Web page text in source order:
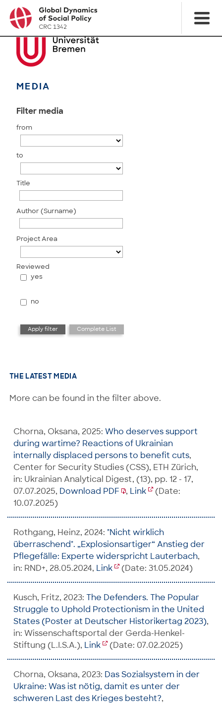
MEDIA
Filter media
from
to
Title
Author (Surname)
Project Area
Reviewed
yes
no
THE LATEST MEDIA
More can be found in the filter above.
Chorna, Oksana, 2025: Who deserves support
during wartime? Reactions of Ukrainian
internally displaced persons to benefit cuts,
Center for Security Studies (CSS), ETH Zürich,
in: Ukrainian Analytical Digest, (13), pp. 12 - 17,
07.07.2025, Download PDF , Link
(Date:
10.07.2025)
Rothgang, Heinz, 2024: "Nicht wirklich
überraschend". „Explosionsartiger“ Anstieg der
Pflegefälle: Experte widerspricht Lauterbach,
in: RND+, 28.05.2024, Link (Date: 31.05.2024)
Kusch, Fritz, 2023: The Defenders. The Popular
Struggle to Uphold Protectionism in the United
States (Poster at Deutscher Historikertag 2023),
in: Wissenschaftsportal der Gerda-Henkel-
Stiftung (L.I.S.A.), Link (Date: 07.02.2025)
Chorna, Oksana, 2023: Das Sozialsystem in der
Ukraine: Was ist nötig, damit es unter der
schweren Last des Krieges besteht?,